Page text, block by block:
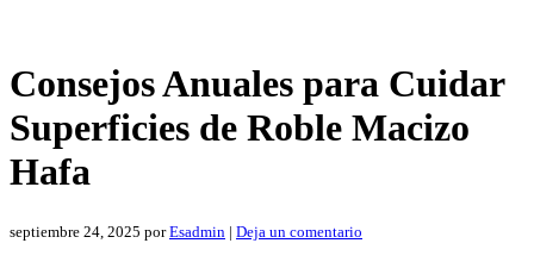
Consejos Anuales para Cuidar
Superficies de Roble Macizo
Hafa
septiembre 24, 2025 porEsadmin | Deja un comentario